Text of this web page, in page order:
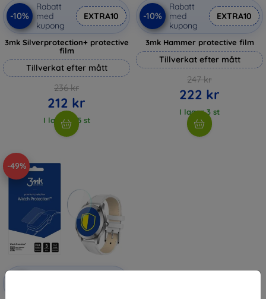
-10%
Rabatt
med
kupong
EXTRA10
3mk Silverprotection+ protective
film
Tillverkat efter mått
236 kr
212 kr
I lager > 5 st
-10%
Rabatt
med
kupong
EXTRA10
3mk Hammer protective film
Tillverkat efter mått
247 kr
222 kr
I lager 3 st
-49%
Rabatt